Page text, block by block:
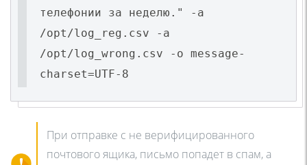
телефонии за неделю." -a
/opt/log_reg.csv -a
/opt/log_wrong.csv -o message-
charset=UTF-8
При отправке с не верифицированного
почтового ящика, письмо попадет в спам, а